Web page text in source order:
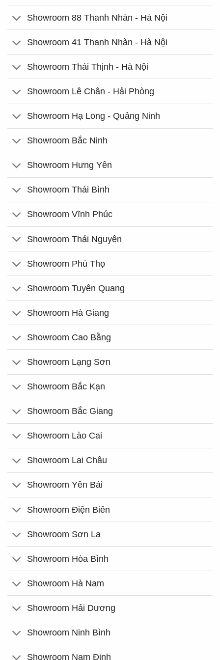
Showroom 88 Thanh Nhàn - Hà Nội
Showroom 41 Thanh Nhàn - Hà Nội
Showroom Thái Thịnh - Hà Nội
Showroom Lê Chân - Hải Phòng
Showroom Hạ Long - Quảng Ninh
Showroom Bắc Ninh
Showroom Hưng Yên
Showroom Thái Bình
Showroom Vĩnh Phúc
Showroom Thái Nguyên
Showroom Phú Thọ
Showroom Tuyên Quang
Showroom Hà Giang
Showroom Cao Bằng
Showroom Lạng Sơn
Showroom Bắc Kạn
Showroom Bắc Giang
Showroom Lào Cai
Showroom Lai Châu
Showroom Yên Bái
Showroom Điện Biên
Showroom Sơn La
Showroom Hòa Bình
Showroom Hà Nam
Showroom Hải Dương
Showroom Ninh Bình
Showroom Nam Định